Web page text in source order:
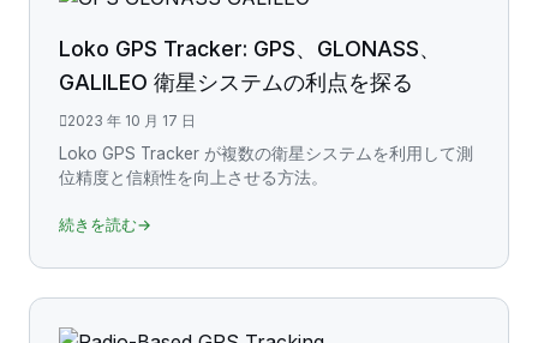
Loko GPS Tracker: GPS、GLONASS、
GALILEO 衛星システムの利点を探る
2023 年 10 月 17 日
Loko GPS Tracker が複数の衛星システムを利用して測
位精度と信頼性を向上させる方法。
続きを読む→